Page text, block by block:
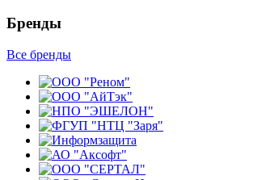
Бренды
Все бренды